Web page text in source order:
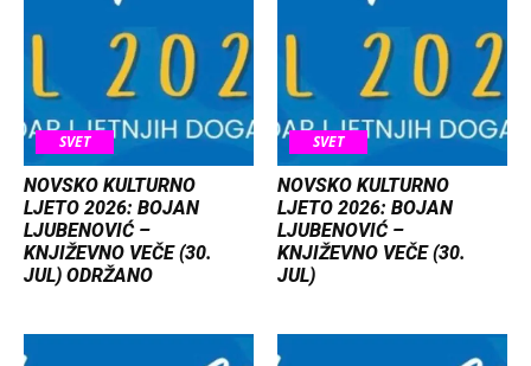
SVET
NOVSKO KULTURNO
LJETO 2026: BOJAN
LJUBENOVIĆ –
KNJIŽEVNO VEČE (30.
JUL) ODRŽANO
SVET
NOVSKO KULTURNO
LJETO 2026: BOJAN
LJUBENOVIĆ –
KNJIŽEVNO VEČE (30.
JUL)